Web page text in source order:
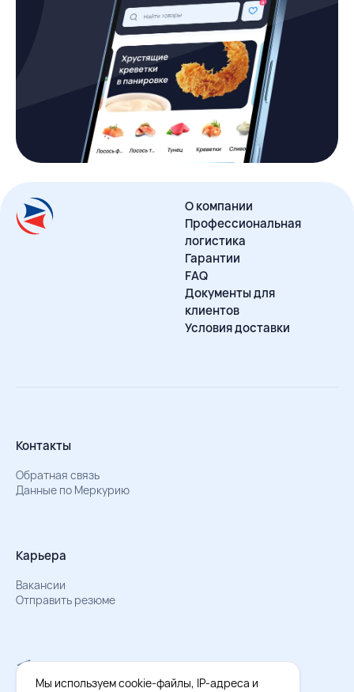
О компании
Профессиональная
логистика
Гарантии
FAQ
Документы для
клиентов
Условия доставки
Контакты
Обратная связь
Данные по Меркурию
Карьера
Вакансии
Отправить резюме
Мы в Телеграм
Документы об обработке персональных данных
Мы используем cookie-файлы, IP-адреса и